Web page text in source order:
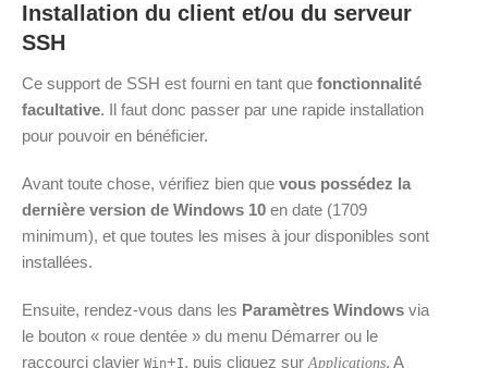
Installation du client et/ou du serveur
SSH
Ce support de SSH est fourni en tant que fonctionnalité
facultative. Il faut donc passer par une rapide installation
pour pouvoir en bénéficier.
Avant toute chose, vérifiez bien que vous possédez la
dernière version de Windows 10 en date (1709
minimum), et que toutes les mises à jour disponibles sont
installées.
Ensuite, rendez-vous dans les Paramètres Windows via
le bouton « roue dentée » du menu Démarrer ou le
raccourci clavier Win+I, puis cliquez sur Applications. A